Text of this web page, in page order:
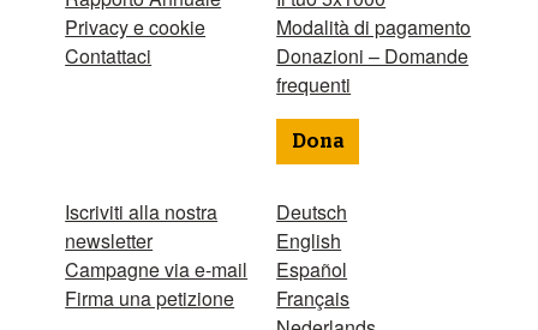
Privacy e cookie
Contattaci
Iscriviti alla nostra
newsletter
Campagne via e-mail
Firma una petizione
Modalità di pagamento
Donazioni – Domande
frequenti
Dona
Deutsch
English
Español
Français